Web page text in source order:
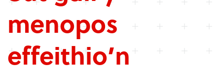
menopos
effeithio’n